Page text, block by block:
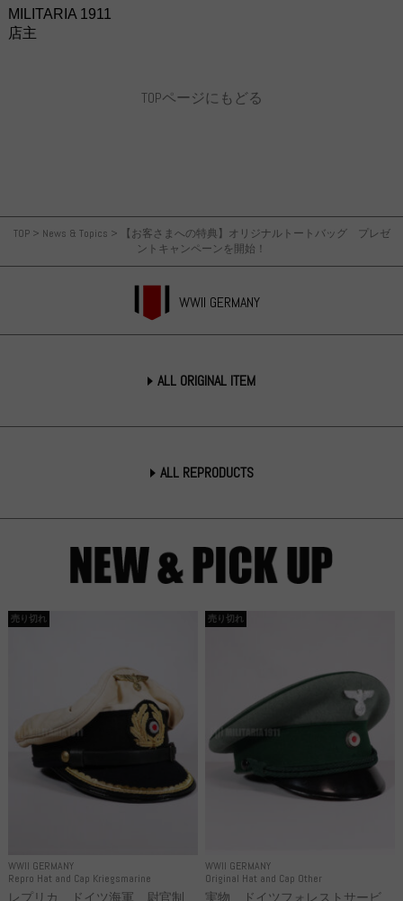
TOP> News & Topics >
【お客さまへの特典】オリジナルトートバッグ プレゼ
ントキャンペーンを開始！
WWII GERMANY
ALL ORIGINAL ITEM
ALL REPRODUCTS
MILITARIA 1911
店主
TOPページにもどる
WWII GERMANY
Repro Hat and Cap Kriegsmarine
売り切れ
レプリカ ドイツ海軍 尉官制
WWII GERMANY
Original Hat and Cap Other
売り切れ
実物 ドイツフォレストサービ